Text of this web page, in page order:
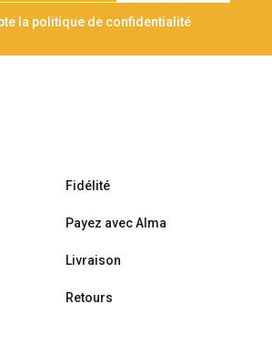
la politique de confidentialité
Fidélité
Payez avec Alma
Livraison
Retours